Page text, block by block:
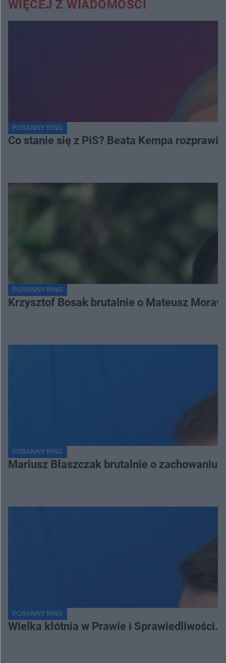
WIĘCEJ Z WIADOMOŚCI
PORANNY RING
Co stanie się z PiS? Beata Kempa
PORANNY RING
Krzysztof Bosak brutalnie o Mateusz
PORANNY RING
Mariusz Błaszczak brutalnie o zachowaniu
PORANNY RING
Wielka kłótnia w Prawie i Sprawiedliwości.